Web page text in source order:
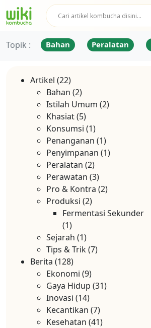
Topik : Bahan Peralatan
Artikel (22)
Bahan (2)
Istilah Umum (2)
Khasiat(5)
Konsumsi (1)
Penanganan (1)
Penyimpanan (1)
Peralatan (2)
Perawatan (3)
Pro & Kontra (2)
Produksi (2)
Fermentasi Sekunder
(1)
Sejarah (1)
Tips & Trik(7)
Berita (128)
Ekonomi (9)
Gaya Hidup (31)
Inovasi (14)
Kecantikan (7)
Kesehatan (41)